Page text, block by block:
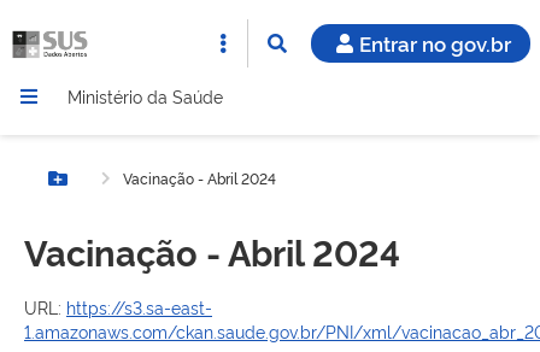
Entrar no gov.br
Ministério da Saúde
Botão MenuVacinação - Abril 2024
Vacinação - Abril 2024
URL: https://s3.sa-east-
1.amazonaws.com/ckan.saude.gov.br/PNI/xml/